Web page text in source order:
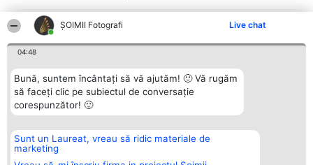
ȘOIMII Fotografi Live chat
04:48
Bună, suntem încântați să vă ajutăm! 🙂 Vă rugăm
să faceți clic pe subiectul de conversație
corespunzător! 🙂
Sunt un Laureat, vreau să ridic materiale de
marketing
Organizator Ranking
BRIGHT SOLUTIONS BR SRL
Aleea Timisul De Sus 2 Bl. A30
Plebiscyt
Lista Tuturor
Contact